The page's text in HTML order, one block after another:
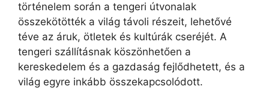
történelem során a tengeri útvonalak
összekötötték a világ távoli részeit, lehetővé
téve az áruk, ötletek és kultúrák cseréjét. A
tengeri szállításnak köszönhetően a
kereskedelem és a gazdaság fejlődhetett, és a
világ egyre inkább összekapcsolódott.